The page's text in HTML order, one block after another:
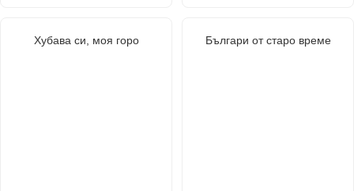
Хубава си, моя горо Българи от старо време